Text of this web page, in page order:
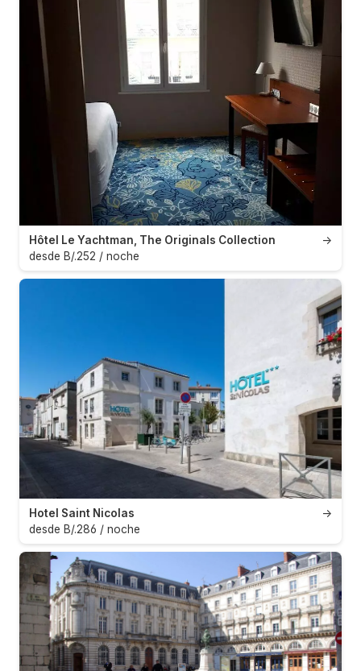
→
Hôtel Le Yachtman, The Originals Collection
desde B/.252 / noche
→
Hotel Saint Nicolas
desde B/.286 / noche